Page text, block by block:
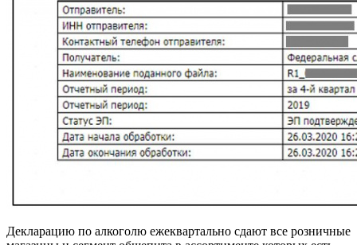
Декларацию по алкоголю ежеквартально сдают все розничные